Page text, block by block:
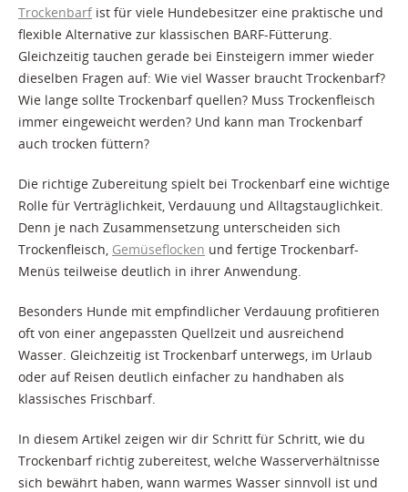
Trockenbarf ist für viele Hundebesitzer eine praktische und
flexible Alternative zur klassischen BARF-Fütterung.
Gleichzeitig tauchen gerade bei Einsteigern immer wieder
dieselben Fragen auf: Wie viel Wasser braucht Trockenbarf?
Wie lange sollte Trockenbarf quellen? Muss Trockenfleisch
immer eingeweicht werden? Und kann man Trockenbarf
auch trocken füttern?
Die richtige Zubereitung spielt bei Trockenbarf eine wichtige
Rolle für Verträglichkeit, Verdauung und Alltagstauglichkeit.
Denn je nach Zusammensetzung unterscheiden sich
Trockenfleisch, Gemüseflocken und fertige Trockenbarf-
Menüs teilweise deutlich in ihrer Anwendung.
Besonders Hunde mit empfindlicher Verdauung profitieren
oft von einer angepassten Quellzeit und ausreichend
Wasser. Gleichzeitig ist Trockenbarf unterwegs, im Urlaub
oder auf Reisen deutlich einfacher zu handhaben als
klassisches Frischbarf.
In diesem Artikel zeigen wir dir Schritt für Schritt, wie du
Trockenbarf richtig zubereitest, welche Wasserverhältnisse
sich bewährt haben, wann warmes Wasser sinnvoll ist und